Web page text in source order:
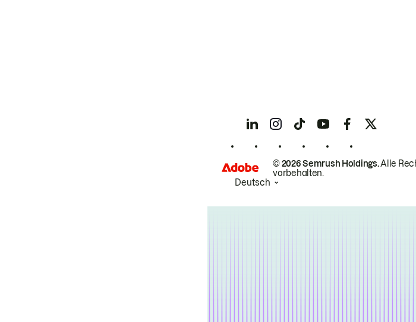
© 2026 Semrush Holdings.Alle
vorbehalten.
Deutsch